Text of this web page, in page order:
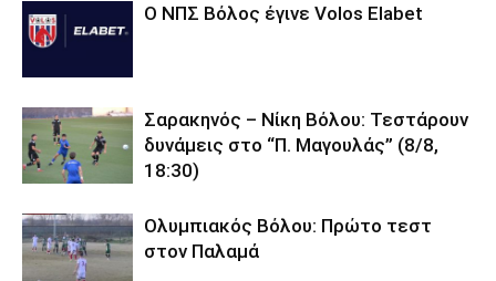
O ΝΠΣ Βόλος έγινε Volos Elabet
Σαρακηνός – Νίκη Βόλου: Τεστάρουν
δυνάμεις στο “Π. Μαγουλάς” (8/8,
18:30)
Ολυμπιακός Βόλου: Πρώτο τεστ
στον Παλαμά